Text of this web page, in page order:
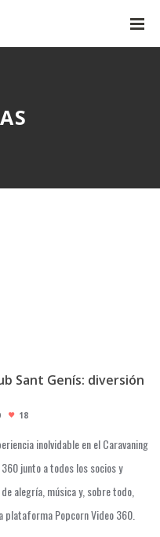
Sant Genís: diversión
18
inolvidable en el Caravaning
junto a todos los socios y
alegría, música y, sobre todo,
plataforma Popcorn Video 360.